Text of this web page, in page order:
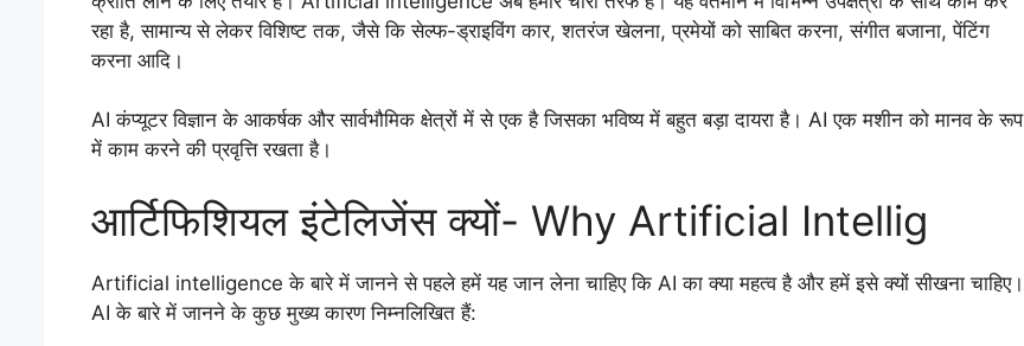
रहा है, सामान्य से लेकर विशिष्ट तक, जैसे कि सेल्फ-ड्राइविंग कार, शतरंज खेलना, प्रमेयों को साबित करना, संगीत बजाना, पेंटिंग
करना आदि।
AI कंप्यूटर विज्ञान के आकर्षक और सार्वभौमिक क्षेत्रों में से एक है जिसका भविष्य में बहुत बड़ा दायरा है। AI एक मशीन को मानव के रूप
में काम करने की प्रवृत्ति रखता है।
आर्टिफिशियल इंटेलिजेंस क्यों- Why Artificial Intellig
Artificial intelligence के बारे में जानने से पहले हमें यह जान लेना चाहिए कि AI का क्या महत्व है और हमें इसे क्यों सीखना चाहिए।
AI के बारे में जानने के कुछ मुख्य कारण निम्नलिखित हैं: